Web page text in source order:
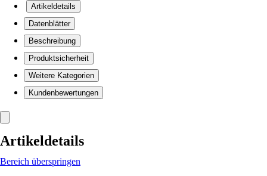
Artikeldetails
Datenblätter
Beschreibung
Produktsicherheit
Weitere Kategorien
Kundenbewertungen
Artikeldetails
Bereich überspringen